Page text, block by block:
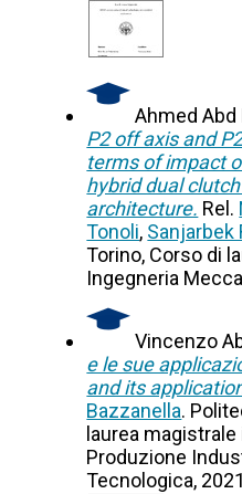
Ahmed Abd
P2 off axis and
terms of impact
hybrid dual
architecture. Rel.
Tonoli, Sanjarbek
Torino, Corso di
Ingegneria
Vincenzo
e le sue
and its
Bazzanella.
laurea
Produzione
Tecnologica, 2021